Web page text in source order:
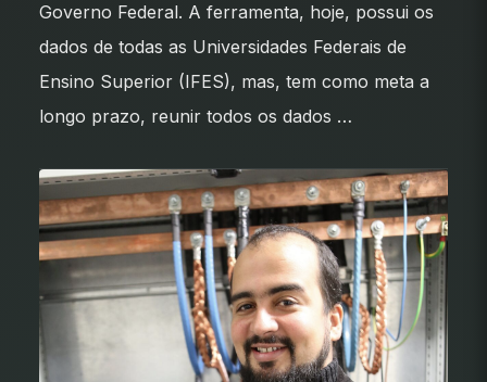
Governo Federal. A ferramenta, hoje, possui os
dados de todas as Universidades Federais de
Ensino Superior (IFES), mas, tem como meta a
longo prazo, reunir todos os dados …